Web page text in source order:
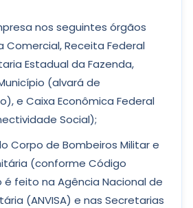
nos seguintes órgãos
Comercial, Receita Federal
Estadual da Fazenda,
(alvará de
e Caixa Econômica Federal
Social);
Corpo de Bombeiros Militar e
(conforme Código
é feito na Agência Nacional de
(ANVISA) e nas Secretarias